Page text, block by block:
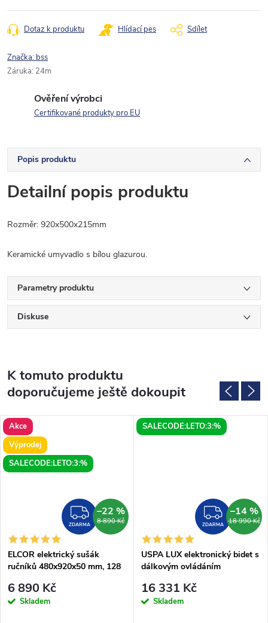
Dotaz k produktu Hlídací pes Sdílet
Značka: bss
Záruka: 24m
Ověření výrobci
Certifikované produkty pro EU
Popis produktu
Detailní popis produktu
Rozměr: 920x500x215mm
Keramické umyvadlo s bílou glazurou.
Parametry produktu
Diskuse
K tomuto produktu
doporučujeme ještě dokoupit
Akce
Výprodej
SALECODE:LETO:3:%
ZDARMA
ZDARMA 8 890 Kč
–22 %
ELCOR elektrický sušák
ručníků 480x920x50 mm, 128
6 890 Kč
Skladem
SALECODE:LETO:3:%
ZDARMA 18 990 Kč
–14 %
USPA LUX elektronický bidet s
dálkovým ovládáním
16 331 Kč
Skladem